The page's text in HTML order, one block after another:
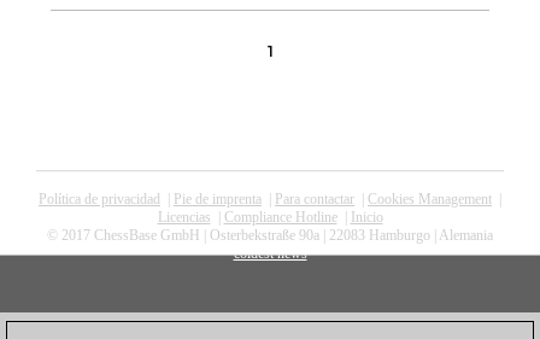
1
Política de privacidad Pie de imprenta Para contactar Cookies Management
Licencias
Compliance Hotline|
Inicio
© 2017 ChessBase GmbH | Osterbekstraße 90a | 22083 Hamburgo | Alemania
coldest news